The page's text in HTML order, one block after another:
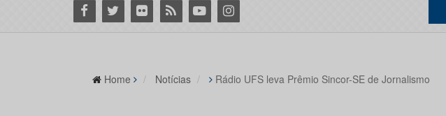
Facebook
Twitter Flickr RSS YoutubeInstagram
Home Notícias Rádio UFS leva Prêmio Sincor-SE de Jornalismo